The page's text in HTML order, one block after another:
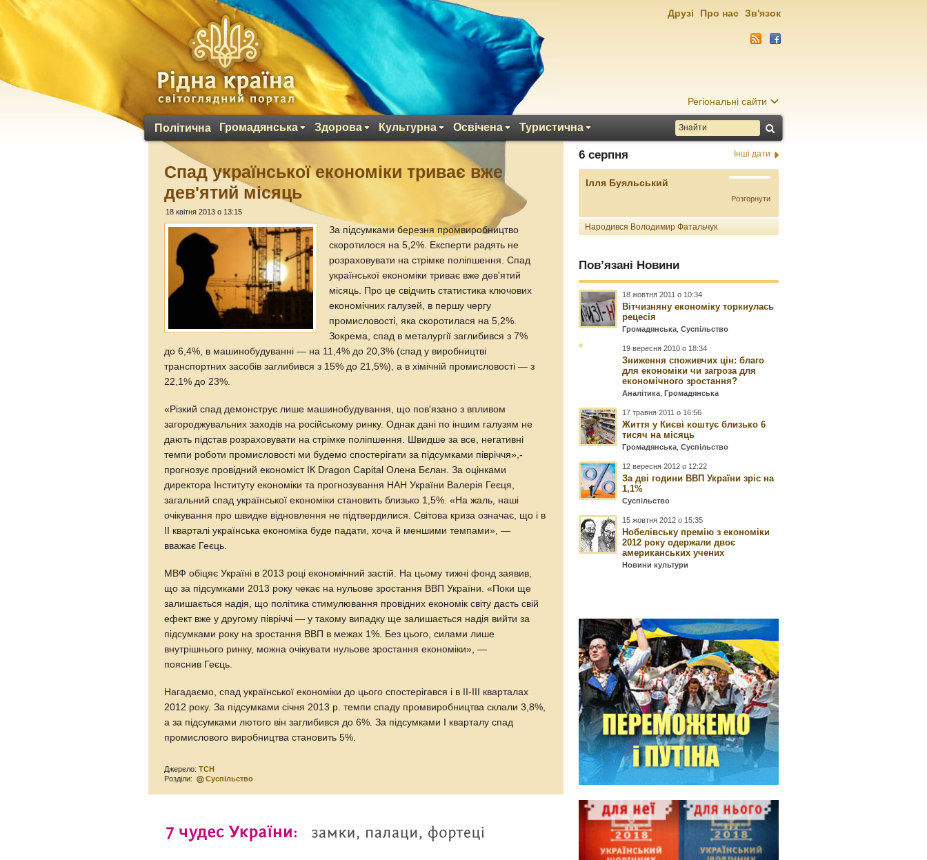
Регіональні сайти
Політична Громадянська Здорова Культурна Освічена Туристична
Друзі Про нас Зв'язок
Спад української економіки триває вже
дев'ятий місяць
18 квітня 2013 о 13:15
За підсумками березня промвиробництво
скоротилося на 5,2%. Експерти радять не
розраховувати на стрімке поліпшення. Спад
української економіки триває вже дев'ятий
місяць. Про це свідчить статистика ключових
економічних галузей, в першу чергу
промисловості, яка скоротилася на 5,2%.
Зокрема, спад в металургії заглибився з 7%
до 6,4%, в машинобудуванні — на 11,4% до 20,3% (спад у виробництві
транспортних засобів заглибився з 15% до 21,5%), а в хімічній промисловості — з
22,1% до 23%.
«Різкий спад демонструє лише машинобудування, що пов'язано з впливом
загороджувальних заходів на російському ринку. Однак дані по іншим галузям не
дають підстав розраховувати на стрімке поліпшення. Швидше за все, негативні
темпи роботи промисловості ми будемо спостерігати за підсумками півріччя»,-
прогнозує провідний економіст ІК Dragon Capital Олена Бєлан. За оцінками
директора Інституту економіки та прогнозування НАН України Валерія Геєця,
загальний спад української економіки становить близько 1,5%. «На жаль, наші
очікування про швидке відновлення не підтвердилися. Світова криза означає, що і в
II кварталі українська економіка буде падати, хоча й меншими темпами», —
вважає Геєць.
МВФ обіцяє Україні в 2013 році економічний застій. На цьому тижні фонд заявив,
що за підсумками 2013 року чекає на нульове зростання ВВП України. «Поки ще
залишається надія, що політика стимулювання провідних економік світу дасть свій
ефект вже у другому півріччі — у такому випадку ще залишається надія вийти за
підсумками року на зростання ВВП в межах 1%. Без цього, силами лише
внутрішнього ринку, можна очікувати нульове зростання економіки», —
пояснив Геєць.
Нагадаємо, спад української економіки до цього спостерігався і в II-III кварталах
2012 року. За підсумками січня 2013 р. темпи спаду промвиробництва склали 3,8%,
а за підсумками лютого він заглибився до 6%. За підсумками I кварталу спад
промислового виробництва становить 5%.
Джерело:ТСН
Розділи:
Суспільство
6 серпня Інші дати
Ілля Буяльський
Розгорнути
Народився Володимир Фатальчук
Пов’язані Новини
18 жовтня 2011 о 10:34
Вітчизняну економіку торкнулась
рецесія
Громадянська ,Суспільство
19 вересня 2010 о 18:34
Зниження споживчих цін: благо
для економіки чи загроза для
економічного зростання?
Аналітика ,Громадянська
17 травня 2011 о 16:56
Життя у Києві коштує близько 6
тисяч на місяць
Громадянська ,Суспільство
12 вересня 2012 о 12:22
За дві години ВВП України зріс на
1,1%
Суспільство
15 жовтня 2012 о 15:35
Нобелівську премію з економіки
2012 року одержали двоє
американських учених
Новини культури